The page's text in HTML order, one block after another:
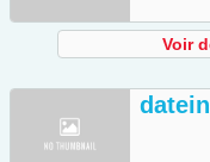
Voir